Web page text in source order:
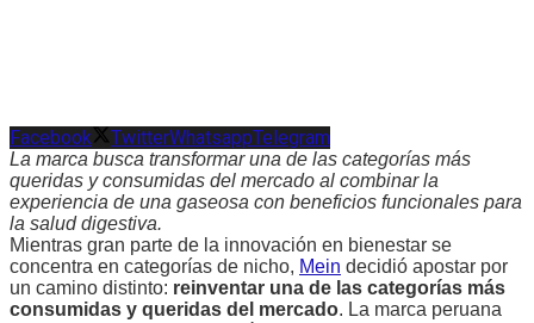
Facebook TwitterWhatsappTelegram
La marca busca transformar una de las categorías más
queridas y consumidas del mercado al combinar la
experiencia de una gaseosa con beneficios funcionales para
la salud digestiva.
Mientras gran parte de la innovación en bienestar se
concentra en categorías de nicho, Mein decidió apostar por
un camino distinto: reinventar una de las categorías más
consumidas y queridas del mercado. La marca peruana